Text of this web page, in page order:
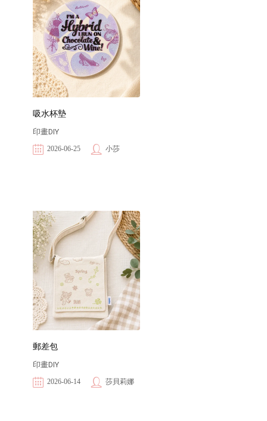
吸水杯墊
印畫DIY
2026-06-25 小莎
郵差包
印畫DIY
2026-06-14 莎貝莉娜